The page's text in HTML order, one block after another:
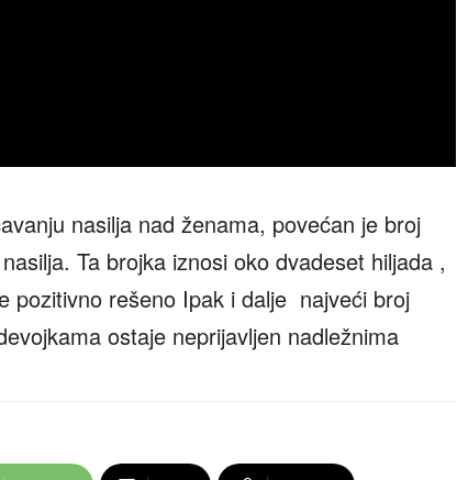
nasilja nad ženama, povećan je broj
Ta brojka iznosi oko dvadeset hiljada ,
pozitivno rešeno Ipak i dalje najveći broj
ostaje neprijavljen nadležnima